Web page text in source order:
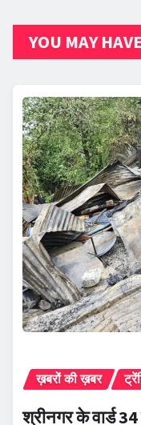
YOU MAY
ख़बरों की ख़बर
श्रीनगर के वार्ड